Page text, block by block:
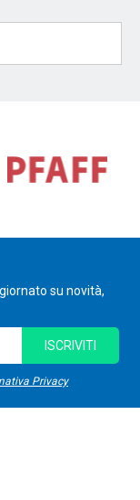
su novità,
Privacy
ISCRIVITI